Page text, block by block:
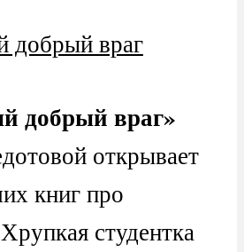
добрый враг»
открывает
книг про
студентка